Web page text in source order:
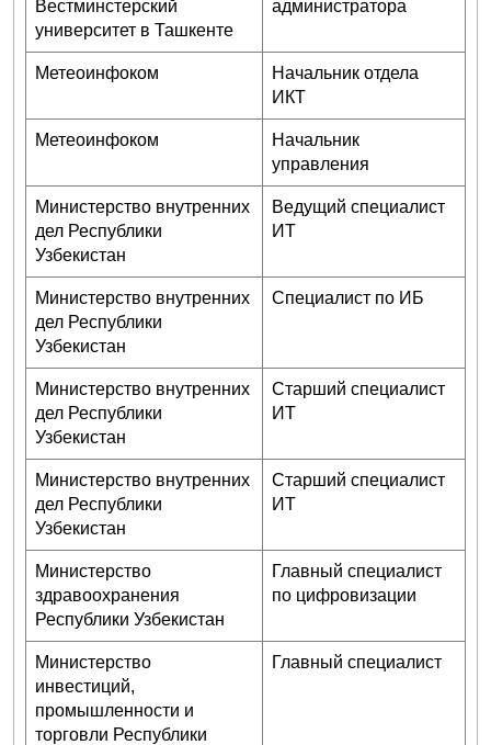
Вестминстерский
университет в Ташкенте
администратора
Метеоинфоком
Начальник отдела
ИКТ
Метеоинфоком
Начальник
управления
Министерство внутренних
дел Республики
Узбекистан
Ведущий специалист
ИТ
Министерство внутренних
дел Республики
Узбекистан
Специалист по ИБ
Министерство внутренних
дел Республики
Узбекистан
Старший специалист
ИТ
Министерство внутренних
дел Республики
Узбекистан
Старший специалист
ИТ
Министерство
здравоохранения
Республики Узбекистан
Главный специалист
по цифровизации
Министерство
инвестиций,
промышленности и
торговли Республики
Главный специалист